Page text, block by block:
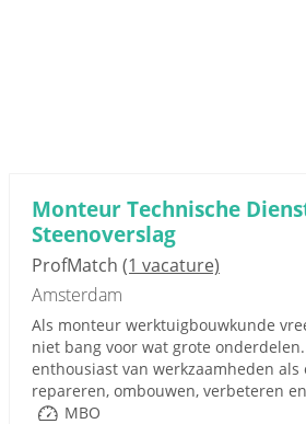
Monteur Technische
Steenoverslag
ProfMatch (1 vacature)
Amsterdam
Als monteur werktuigbouwkunde
niet bang voor wat grote
enthousiast van werkzaamheden
repareren, ombouwen, verbeteren
MBO